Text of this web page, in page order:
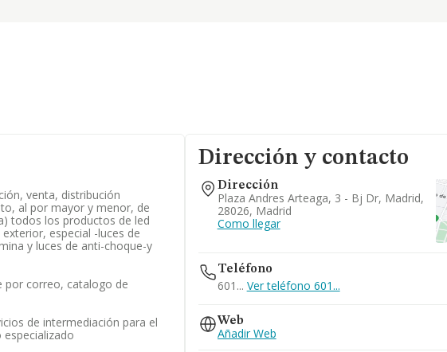
venta, distribución
al por mayor y menor, de
todos los productos de led
especial -luces de
y luces de anti-choque-y
por correo, catalogo de
de intermediación para el
Dirección y contacto
Dirección
Plaza Andres Arteaga, 3 - Bj Dr, Madrid,
28026, Madrid
Como llegar
Teléfono
601... Ver teléfono 601...
Web
Añadir Web